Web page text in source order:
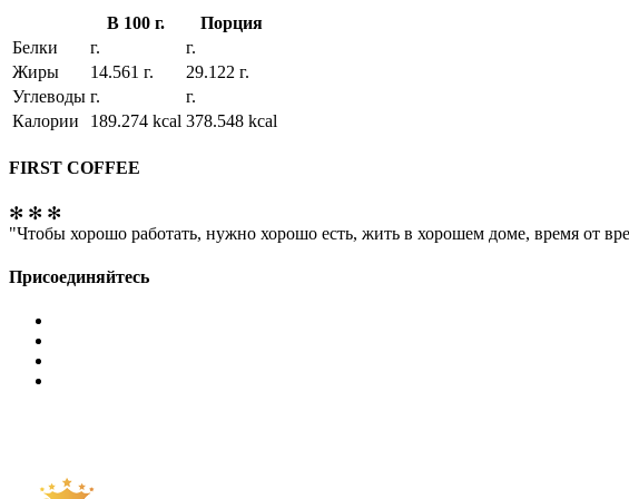
В 100 г.
Порция
Белки
г.
г.
Жиры
14.561 г.
29.122 г.
Углеводы г.
г.
Калории
189.274 kcal 378.548 kcal
FIRST COFFEE
✻ ✻ ✻
"Чтобы хорошо работать, нужно хорошо есть, жить в хорошем доме, время от
Присоединяйтесь